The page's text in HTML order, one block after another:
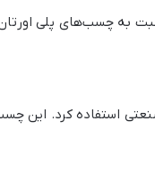
به چسب‌های پلی اورتان
استفاده کرد. این